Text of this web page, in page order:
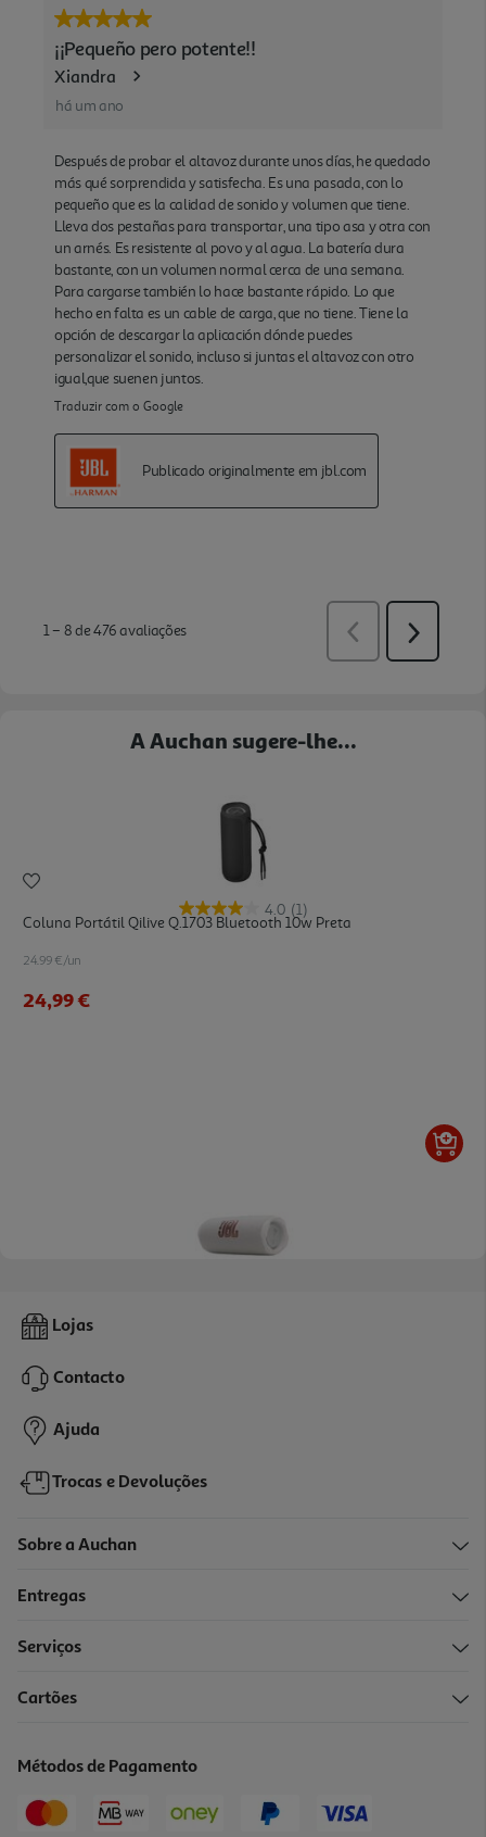
A Auchan sugere-lhe...
4.0 (1)
Coluna Portátil Qilive Q.1703 Bluetooth 10w Preta
24.99 €/un
24,99 €
Coluna Portatil Jbl Flip7 Branca
149,99 €
Lojas
Contacto
Ajuda
Trocas e Devoluções
Sobre a Auchan
Entregas
Serviços
Cartões
Métodos de Pagamento